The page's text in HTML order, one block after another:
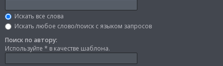
Искать все слова
Искать любое слово/поиск с языком запросов
Поиск по автору:
Используйте * в качестве шаблона.